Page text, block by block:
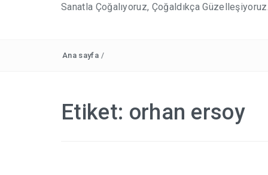
Sanatla Çoğalıyoruz, Çoğaldıkça Güzelleşiyoruz.
Ana sayfa /
Etiket: orhan ersoy